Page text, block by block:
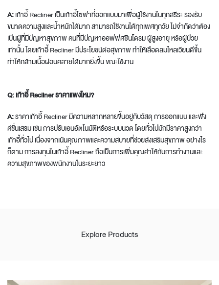
A:เก้าอี้ Recliner เป็นเก้าอี้โซฟาที่ออกแบบมาเพื่อผู้ใช้งานในทุกสรีระ รองรับ
ขนาดความสูงและน้ำหนักได้มาก สามารถใช้งานได้ทุกเพศทุกวัย ไม่จำกัดว่าต้อง
เป็นผู้ที่มีปัญหาสุขภาพ คนที่มีปัญหาออฟฟิศซินโดรม ผู้สูงอายุ หรือผู้ป่วย
เท่านั้น โดยเก้าอี้ Recliner มีประโยชน์ต่อสุขภาพ ทำให้เลือดลมไหลเวียนดีขึ้น
ทำให้กล้ามเนื้อผ่อนคลายได้มากยิ่งขึ้น ขณะใช้งาน
Q: เก้าอี้ Recliner ราคาแพงไหม?
A:ราคาเก้าอี้ Recliner มีความหลากหลายขึ้นอยู่กับวัสดุ การออกแบบ และฟัง
ค์ชั่นเสริม เช่น การปรับเอนอัตโนมัติหรือระบบนวด โดยทั่วไปมักมีราคาสูงกว่า
เก้าอี้ทั่วไป เนื่องจากเน้นคุณภาพและความสบายที่ช่วยส่งเสริมสุขภาพ อย่างไร
ก็ตาม การลงทุนในเก้าอี้ Recliner ถือเป็นการเพิ่มคุณค่าให้กับการทำงานและ
ความสุขภาพของพนักงานในระยะยาว
Explore Products